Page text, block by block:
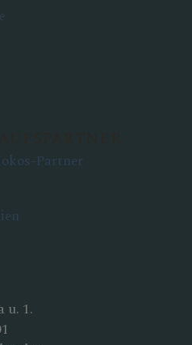
Partner
u. 1.